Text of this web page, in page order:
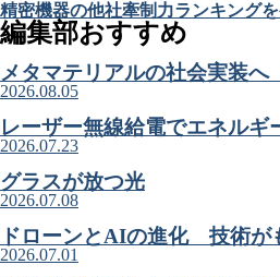
精密機器の他社牽制力ランキング
編集部おすすめ
メタマテリアルの社会実装
2026.08.05
レーザー無線給電でエネルギ
2026.07.23
グラスが放つ光
2026.07.08
ドローンとAIの進化 技術が
2026.07.01